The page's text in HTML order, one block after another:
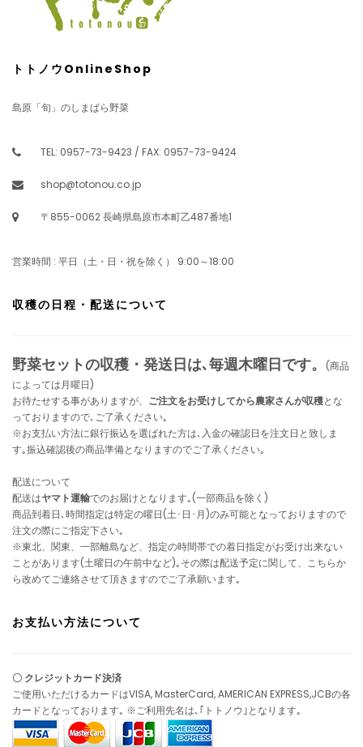
トトノウOnlineShop
島原「旬」のしまばら野菜
TEL: 0957-73-9423 / FAX: 0957-73-9424
shop@totonou.co.jp
〒855-0062 長崎県島原市本町乙487番地1
営業時間 : 平日（土・日・祝を除く） 9:00～18:00
収穫の日程・配送について
野菜セットの収穫・発送日は､毎週木曜日です。
(商品
によっては月曜日)
お待たせする事がありますが、 ご注文をお受けしてから農家さんが収穫とな
っておりますので､ご了承ください｡
※お支払い方法に銀行振込を選ばれた方は､入金の確認日を注文日と致しま
す｡振込確認後の商品準備となりますのでご了承ください｡
配送について
配送はヤマト運輸でのお届けとなります｡(一部商品を除く)
商品到着日､時間指定は特定の曜日(土･日･月)のみ可能となっておりますので
注文の際にご指定下さい｡
※東北、関東、一部離島など、指定の時間帯での着日指定がお受け出来ない
ことがあります(土曜日の午前中など)｡その際は配送予定に関して、こちらか
ら改めてご連絡させて頂きますのでご了承願います｡
お支払い方法について
〇 クレジットカード決済
ご使用いただけるカードはVISA, MasterCard, AMERICAN EXPRESS,JCBの各
カードとなっております｡ ※ご利用先名は､｢トトノウ｣となります｡